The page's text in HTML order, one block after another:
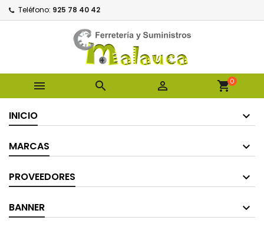
Teléfono: 925 78 40 42
   shopping_cart0
INICIO
MARCAS
PROVEEDORES
BANNER